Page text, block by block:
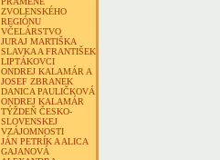
ZVOLENSKÉHO
REGIÓNU
VČELÁRSTVO
JURAJ MARTIŠKA
SLAVKA A FRANTIŠEK
LIPTÁKOVCI
ONDREJ KALAMÁR A
JOSEF ZBRANEK
DANICA PAULIČKOVÁ
ONDREJ KALAMÁR
TÝŽDEŇ ČESKO-
SLOVENSKEJ
VZÁJOMNOSTI
JÁN PETRÍK A ALICA
GAJANOVÁ